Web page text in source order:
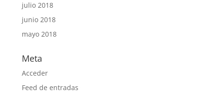
julio 2018
junio 2018
mayo 2018
Meta
Acceder
Feed de entradas